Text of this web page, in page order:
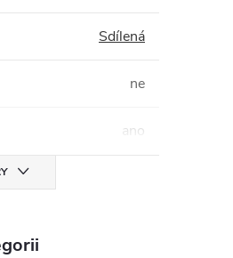
Sdílená
ne
ano